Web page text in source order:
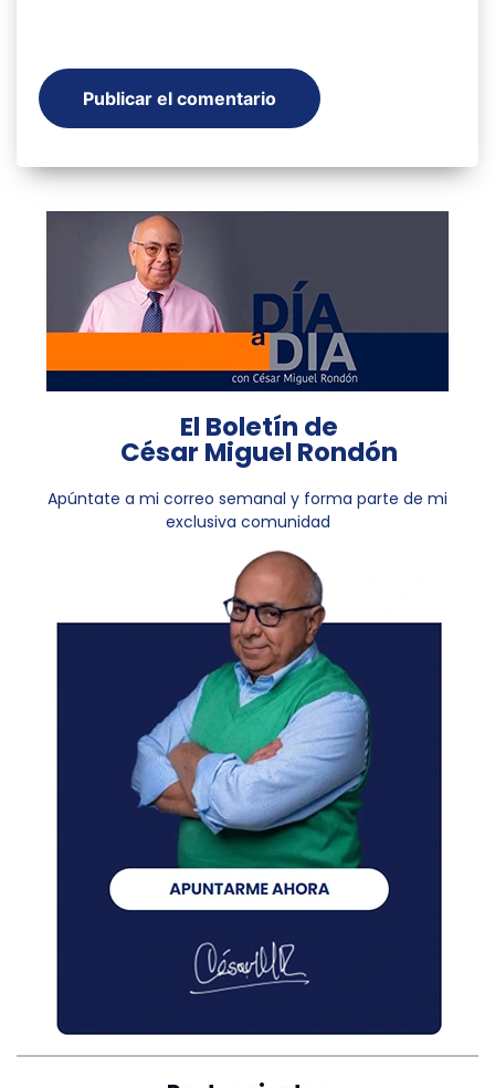
El Boletín de
César Miguel Rondón
Apúntate a mi correo semanal y forma parte de mi
exclusiva comunidad